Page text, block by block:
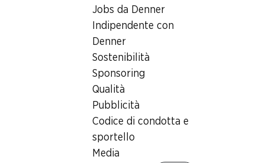
Jobs da Denner
Indipendente con
Denner
Sostenibilità
Sponsoring
Qualità
Pubblicità
Codice di condotta e
sportello
Media